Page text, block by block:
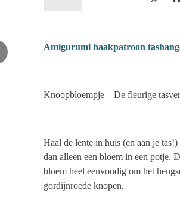
Amigurumi haakpatroon
Knoopbloempje – De fleurige
Haal de lente in huis (en aan je
dan alleen een bloem in een potje.
bloem heel eenvoudig om het
gordijnroede knopen.